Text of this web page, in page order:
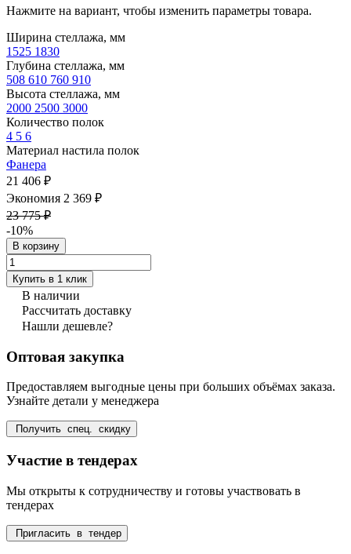
Нажмите на вариант, чтобы изменить параметры товара.
Ширина стеллажа, мм
1525 1830
Глубина стеллажа, мм
508 610 760 910
Высота стеллажа, мм
2000 2500 3000
Количество полок
4 5 6
Материал настила полок
Фанера
21 406 ₽
Экономия 2 369 ₽
23 775 ₽
-10%
В корзину
Купить в 1 клик
В наличии
Рассчитать доставку
Нашли дешевле?
Оптовая закупка
Предоставляем выгодные цены при больших объёмах заказа.
Узнайте детали у менеджера
Получить спец. скидку
Участие в тендерах
Мы открыты к сотрудничеству и готовы участвовать в
тендерах
Пригласить в тендер